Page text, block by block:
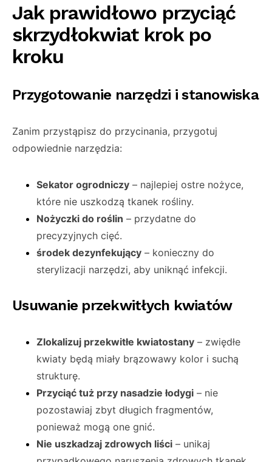
Jak prawidłowo przyciąć
skrzydłokwiat krok po
kroku
Przygotowanie narzędzi i stanowiska
Zanim przystąpisz do przycinania, przygotuj
odpowiednie narzędzia:
Sekator ogrodniczy – najlepiej ostre nożyce,
które nie uszkodzą tkanek rośliny.
Nożyczki do roślin – przydatne do
precyzyjnych cięć.
środek dezynfekujący – konieczny do
sterylizacji narzędzi, aby uniknąć infekcji.
Usuwanie przekwitłych kwiatów
Zlokalizuj przekwitłe kwiatostany – zwiędłe
kwiaty będą miały brązowawy kolor i suchą
strukturę.
Przyciąć tuż przy nasadzie łodygi – nie
pozostawiaj zbyt długich fragmentów,
ponieważ mogą one gnić.
Nie uszkadzaj zdrowych liści – unikaj